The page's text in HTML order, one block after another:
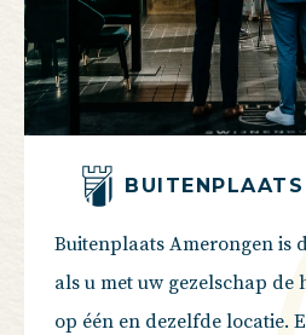
Buitenplaats Amerongen is
als u met uw gezelschap de
op één en dezelfde locatie.